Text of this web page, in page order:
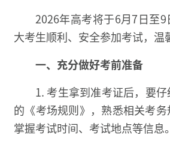
2026年高考将于6月7日至
大考生顺利、安全参加考试，温
一、充分做好考前准备
1. 考生拿到准考证后，要
的《考场规则》，熟悉相关考
掌握考试时间、考试地点等信息。